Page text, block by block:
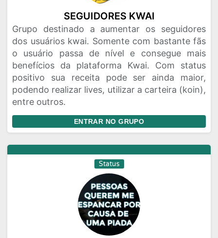
SEGUIDORES KWAI
Grupo destinado a aumentar os seguidores
dos usuários kwai. Somente com bastante fãs
o usuário passa de nível e consegue mais
benefícios da plataforma Kwai. Com status
positivo sua receita pode ser ainda maior,
podendo realizar lives, utilizar a carteira (koin),
entre outros.
ENTRAR NO GRUPO
Status